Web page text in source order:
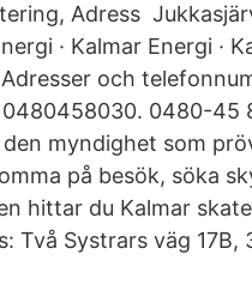
Adress
· Kalmar Energi ·
och
0480-45
den myndighet som
på besök, söka
hittar du Kalmar
Systrars väg 17B,